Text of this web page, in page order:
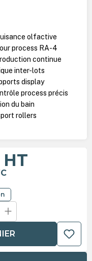
olfactive
process RA-4
continue
inter-lots
display
process précis
du bain
rollers
HT